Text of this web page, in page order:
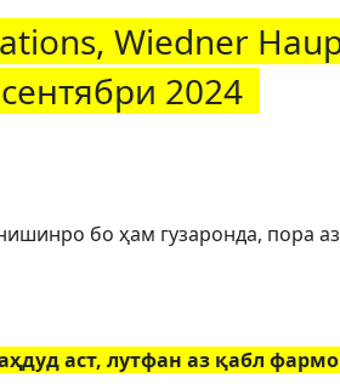
Wiedner
2024
бо ҳам гузаронда, пора
аст, лутфан аз қабл